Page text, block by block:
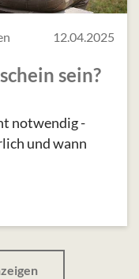
12.04.2025
sein?
notwendig -
und wann